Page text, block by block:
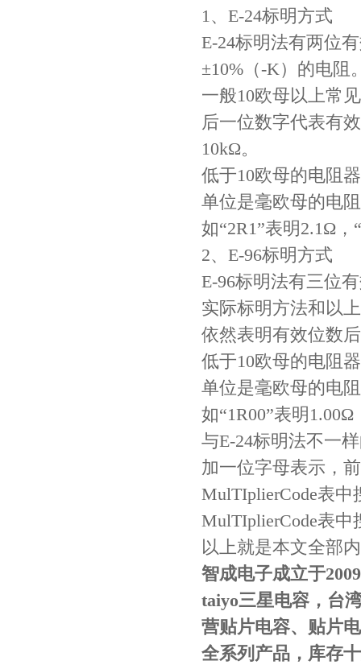
1、E-24标明方式
E-24标明法有两位
±10%（-K）的电阻
一般10欧母以上常
后一位数字代表有
10kΩ。
低于10欧母的电阻
单位是毫欧母的电
如“2R1”表明2.1Ω，
2、E-96标明方式
E-96标明法有三位
实际标明方法和以
依然表明有效位数
低于10欧母的电阻
单位是毫欧母的电
如“1R00”表明
与E-24标明法不一
加一位字母表示，
MulTIplierCode表
MulTIplierCode表中
以上就是本文全部
智成电子成立于
taiyo三星电容，台
营贴片电容、贴片
全系列产品，库存